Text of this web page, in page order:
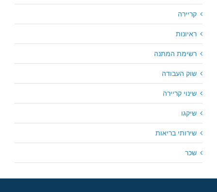
קריירה
ראיונות
רשימת המתנה
שוק העבודה
שינוי קריירה
שיקגו
שירותי בריאות
שכר